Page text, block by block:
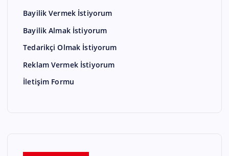
Bayilik Vermek İstiyorum
Bayilik Almak İstiyorum
Tedarikçi Olmak İstiyorum
Reklam Vermek İstiyorum
İletişim Formu